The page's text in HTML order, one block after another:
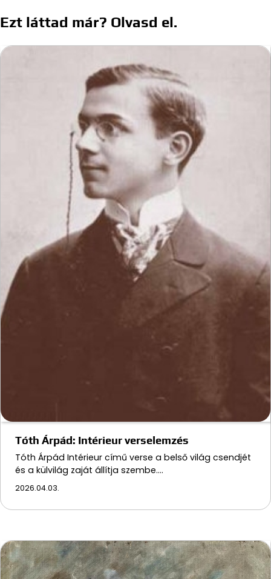
Ezt láttad már? Olvasd el.
Tóth Árpád: Intérieur verselemzés
Tóth Árpád Intérieur című verse a belső világ csendjét
és a külvilág zaját állítja szembe.…
2026.04.03.